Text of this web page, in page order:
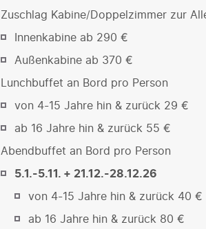
Zuschlag Kabine/Doppelzimmer zur
Innenkabine ab 290 €
Außenkabine ab 370 €
Lunchbuffet an Bord pro Person
von 4-15 Jahre hin & zurück 29 €
ab 16 Jahre hin & zurück 55 €
Abendbuffet an Bord pro Person
5.1.-5.11. + 21.12.-28.12.26
von 4-15 Jahre hin & zurück 40 €
ab 16 Jahre hin & zurück 80 €